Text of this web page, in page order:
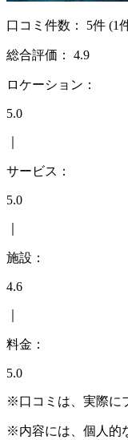
口コミ件数： 5件 (1
総合評価： 4.9
ロケーション：
5.0
サービス：
5.0
施設：
4.6
料金：
5.0
※口コミは、実際に
※内容には、個人的